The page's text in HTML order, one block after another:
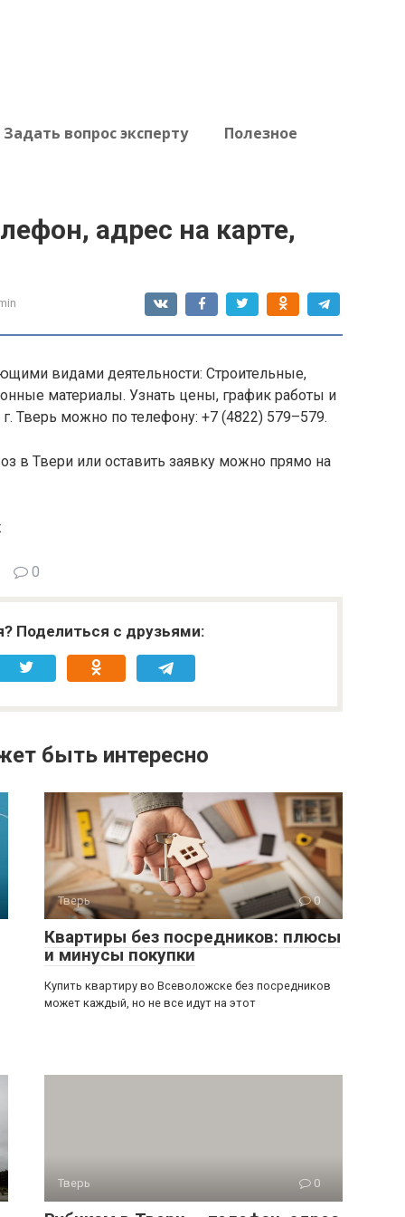
Задать вопрос эксперту Полезное
адрес на карте,
видами деятельности: Строительные,
материалы. Узнать цены, график работы и
Тверь можно по телефону: +7 (4822) 579–579.
в Твери или оставить заявку можно прямо на
0
Поделиться с друзьями:
быть интересно
Тверь 0
Квартиры без посредников: плюсы
и минусы покупки
Купить квартиру во Всеволожске без посредников
может каждый, но не все идут на этот
Тверь 0